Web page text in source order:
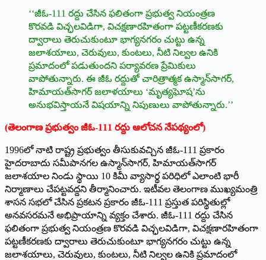
‘‘‌జీఓ-111 రద్దు చేసిన ఫలితంగా ప్రభుత్వ నియంత్రణ
కొరవడి విచ్ఛలవిడిగా, విచక్షణారహితంగా పట్టణీకరణకు
ద్వారాలు తెరుచుకుంటూ భాగ్యనగరం చుట్టు ఉన్న
జలాశయాలు, చెరువులు, కుంటలు, నీటి నిల్వల ఉనికి
ప్రమాదంలో పడుతుందని పర్యావరణ ప్రేమికులు
వాపోతున్నారు. ఈ జీఓ రద్దుతో చారిత్రాత్మక ఉస్మాన్‌సాగర్‌,
‌హిమాయత్‌సాగర్‌ ‌జలాళయాలు ‘మృత్యఘోష’ను
అనుభవిస్తాయనే విషయాన్ని నిపుణులు వాపోతున్నారు.’’
(తెలంగాణ ప్రభుత్వం జీఓ-111 రద్దు ఆలోచన నేపథ్యంలో)
1996లో నాటి రాష్ట్ర ప్రభుత్వం తీసుకువచ్చిన జీఓ-111 ప్రకారం
హైదరాబాదు సమీపానగల ఉస్మాన్‌సాగర్‌, ‌హిమాయత్‌సాగర్‌
‌జలాశయాల నిండు స్థాయి 10 కిమీ వ్యాసార్థ పరిధిలో ఎలాంటి భారీ
నిర్మాణాలు చేపట్టవద్దని తీర్మానించారు. ఇటీవల తెలంగాణ ముఖ్యమంత్రి
శాసన సభలో చేసిన ప్రకటన ప్రకారం జీఓ-111 ప్రస్తుత పరిస్థితుల్లో
అనవసరమనే అభిప్రాయాన్ని వ్యక్తం చేశారు. జీఓ-111 రద్దు చేసిన
ఫలితంగా ప్రభుత్వ నియంత్రణ కొరవడి విచ్ఛలవిడిగా, విచక్షణారహితంగా
పట్టణీకరణకు ద్వారాలు తెరుచుకుంటూ భాగ్యనగరం చుట్టు ఉన్న
జలాశయాలు, చెరువులు, కుంటలు, నీటి నిల్వల ఉనికి ప్రమాదంలో